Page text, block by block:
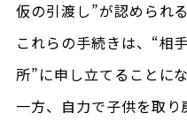
仮の引渡し”が認められ
これらの手続きは、“相
所”に申し立てることにな
一方、自力で子供を取